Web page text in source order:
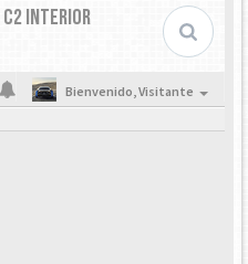
INTERIOR
Bienvenido,Visitante